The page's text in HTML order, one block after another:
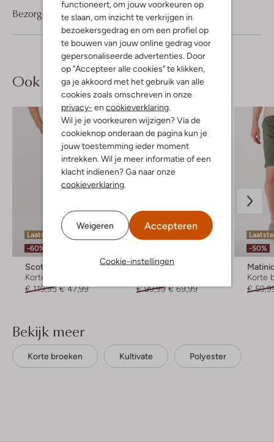
functioneert, om jouw voorkeuren op
te slaan, om inzicht te verkrijgen in
bezoekersgedrag en om een profiel op
te bouwen van jouw online gedrag voor
gepersonaliseerde advertenties. Door
op "Accepteer alle cookies" te klikken,
ga je akkoord met het gebruik van alle
cookies zoals omschreven in onze
privacy- en cookieverklaring.
Wil je je voorkeuren wijzigen? Via de
cookieknop onderaan de pagina kun je
jouw toestemming ieder moment
intrekken. Wil je meer informatie of een
klacht indienen? Ga naar onze
cookieverklaring.
Weigeren Accepteren
Cookie-instellingen
Bezorgen & retourneren
Ook iets voor jou?
Laatste item
-60%
Scotch & Soda
Korte broek
€ 119,95 € 47,99
Boss Orange
€ 99,99 € 69,99
-50%
Korte
€
Bekijk meer
Korte broeken Kultivate Polyester